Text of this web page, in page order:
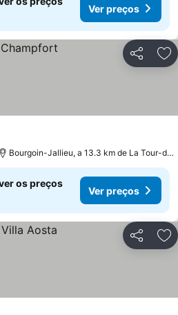
Ver preços
Partilhar
Bourgoin-Jallieu, a 13.3 km de La Tour-du-
os preços
Ver preços
Partilhar